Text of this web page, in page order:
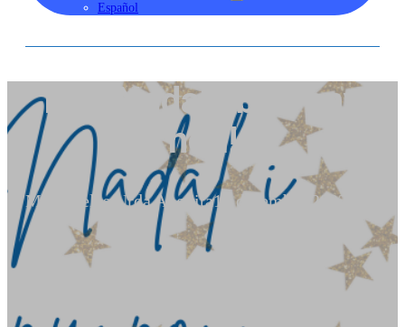
Español
Bon Nadal i bon any
nou!
Mª Angeles Urda Anguita18 desembre 2022